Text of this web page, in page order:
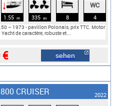
🠓
1.55 m 335 cv 8
WC
4
– 1973 - pavillon Polonais, prix TTC. Motor
de caractère, robuste et...
sehen
CRUISER 2022